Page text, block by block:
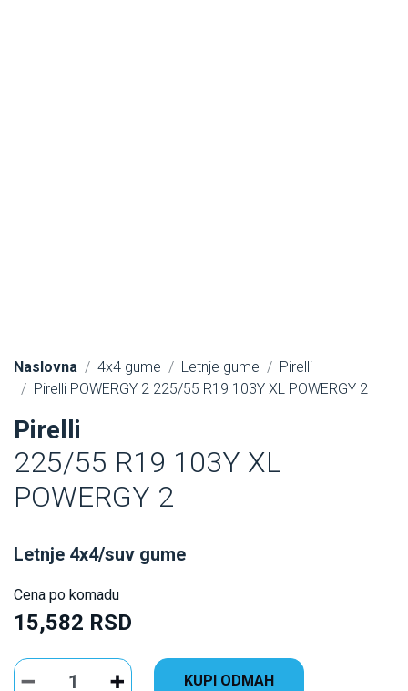
Naslovna 4x4 gume Letnje gume
Pirelli
Pirelli POWERGY 2 225/55 R19 103Y XL POWERGY 2
Pirelli
225/55 R19 103Y XL
POWERGY 2
Letnje 4x4/suv gume
Cena po komadu
15,582 RSD
KUPI ODMAH